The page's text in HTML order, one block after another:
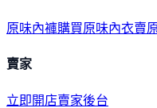
原味內褲購買原味內衣賣
賣家
立即開店賣家後台